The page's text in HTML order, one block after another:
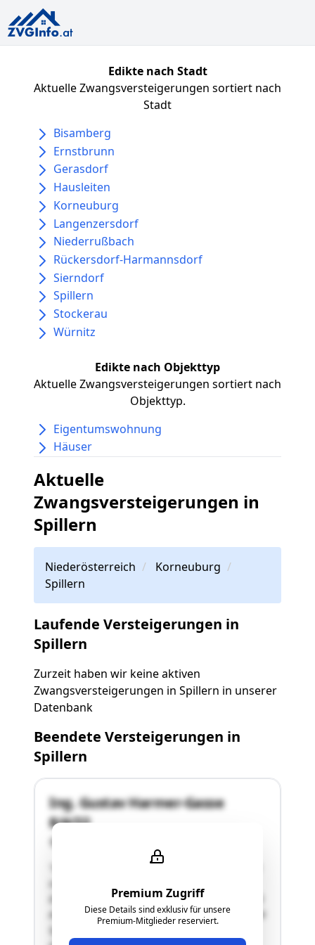
Edikte nach Stadt
Aktuelle Zwangsversteigerungen sortiert nach
Stadt
Bisamberg
Ernstbrunn
Gerasdorf
Hausleiten
Korneuburg
Langenzersdorf
Niederrußbach
Rückersdorf-Harmannsdorf
Sierndorf
Spillern
Stockerau
Würnitz
Edikte nach Objekttyp
Aktuelle Zwangsversteigerungen sortiert nach
Objekttyp.
Eigentumswohnung
Häuser
Aktuelle
Zwangsversteigerungen in
Spillern
Niederösterreich
Korneuburg
Spillern
Laufende Versteigerungen in
Spillern
Zurzeit haben wir keine aktiven
Zwangsversteigerungen in Spillern in unserer
Datenbank
Beendete Versteigerungen in
Spillern
Premium Zugriff
Diese Details sind exklusiv für unsere
Premium-Mitglieder reserviert.
Ing. Gustav Harmer-Gasse
8/4/22
"Wohnungseigentum an Wohnung Top 22 Stg. 4
inkl. Balkon, samt Keller 22 KFZ Stellplatz 22
87/1953-Anteil, BLNr. 26 3/1953-Anteil, BLNr. 53
Adresse: Ing. Gustav Harmer-Gasse 8/4/22, 2104
Spillern Gst.Nr. 1364/23 (2.473m²), Bauf.